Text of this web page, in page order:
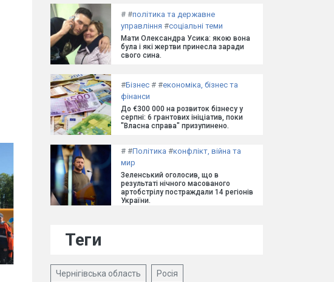
# #політика та державне
управління #соціальні теми
Мати Олександра Усика: якою вона
була і які жертви принесла заради
свого сина.
#Бізнес # #економіка, бізнес та
фінанси
До €300 000 на розвиток бізнесу у
серпні: 6 грантових ініціатив, поки
"Власна справа" призупинено.
# #Політика #конфлікт, війна та
мир
Зеленський оголосив, що в
результаті нічного масованого
артобстрілу постраждали 14 регіонів
України.
Теги
Чернігівська область Росія